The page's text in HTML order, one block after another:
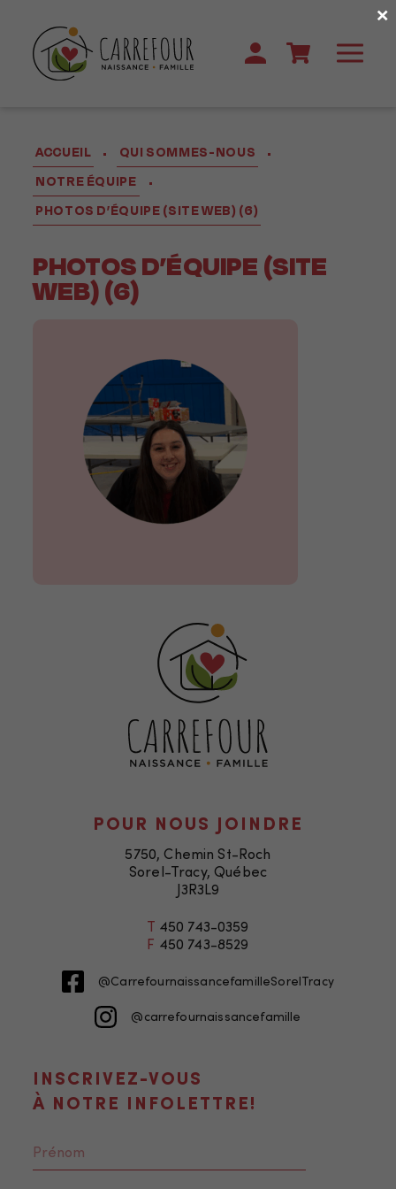
ACCUEIL • QUI SOMMES-NOUS
•
NOTRE ÉQUIPE
•
PHOTOS D’ÉQUIPE (SITE WEB) (6)
PHOTOS D’ÉQUIPE (SITE
WEB) (6)
POUR NOUS JOINDRE
5750, Chemin St-Roch
Sorel-Tracy, Québec
J3R3L9
T 450 743-0359
F 450 743-8529
@CarrefournaissancefamilleSorelTracy
@carrefournaissancefamille
INSCRIVEZ-VOUS
À NOTRE INFOLETTRE!
×
Nécessaire